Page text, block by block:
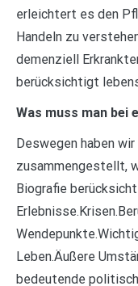
erleichtert es den
Handeln zu
demenziell
berücksichtigt
Was muss man bei
Deswegen haben
zusammengestellt,
Biografie
Leben.Äußere
bedeutende